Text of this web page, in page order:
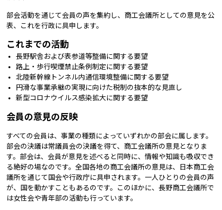
部会活動を通じて会員の声を集約し、商工会議所としての意見を公
表、これを行政に具申します。
これまでの活動
長野駅舎および表参道等整備に関する要望
路上・歩行喫煙禁止条例制定に関する要望
北陸新幹線トンネル内通信環境整備に関する要望
円滑な事業承継の実現に向けた税制の抜本的な見直し
新型コロナウイルス感染拡大に関する要望
会員の意見の反映
すべての会員は、事業の種類によっていずれかの部会に属します。
部会の決議は常議員会の決議を得て、商工会議所の意見となりま
す。部会は、会員が意見を述べると同時に、情報や知識も吸収でき
る絶好の場なのです。全国各地の商工会議所の意見は、日本商工会
議所を通じて国会や行政庁に具申されます。一人ひとりの会員の声
が、国を動かすこともあるのです。このほかに、長野商工会議所で
は女性会や青年部の活動も行っています。